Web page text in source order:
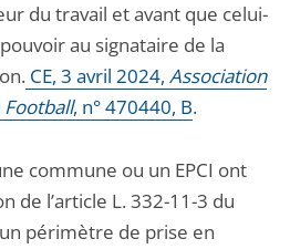
du travail et avant que celui-
au signataire de la
CE, 3 avril 2024, Association
, n° 470440, B.
commune ou un EPCI ont
de l’article L. 332-11-3 du
périmètre de prise en